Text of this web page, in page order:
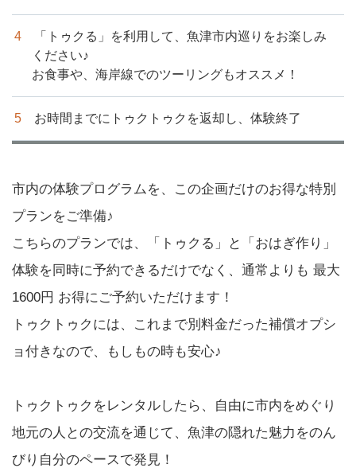
「トゥクる」を利用して、魚津市内巡りをお楽しみ
ください♪
お食事や、海岸線でのツーリングもオススメ！
お時間までにトゥクトゥクを返却し、体験終了
市内の体験プログラムを、この企画だけのお得な特別
プランをご準備♪
こちらのプランでは、「トゥクる」と「おはぎ作り」
体験を同時に予約できるだけでなく、通常よりも 最大
1600円 お得にご予約いただけます！
トゥクトゥクには、これまで別料金だった補償オプシ
ョ付きなので、もしもの時も安心♪
トゥクトゥクをレンタルしたら、自由に市内をめぐり
地元の人との交流を通じて、魚津の隠れた魅力をのん
びり自分のペースで発見！